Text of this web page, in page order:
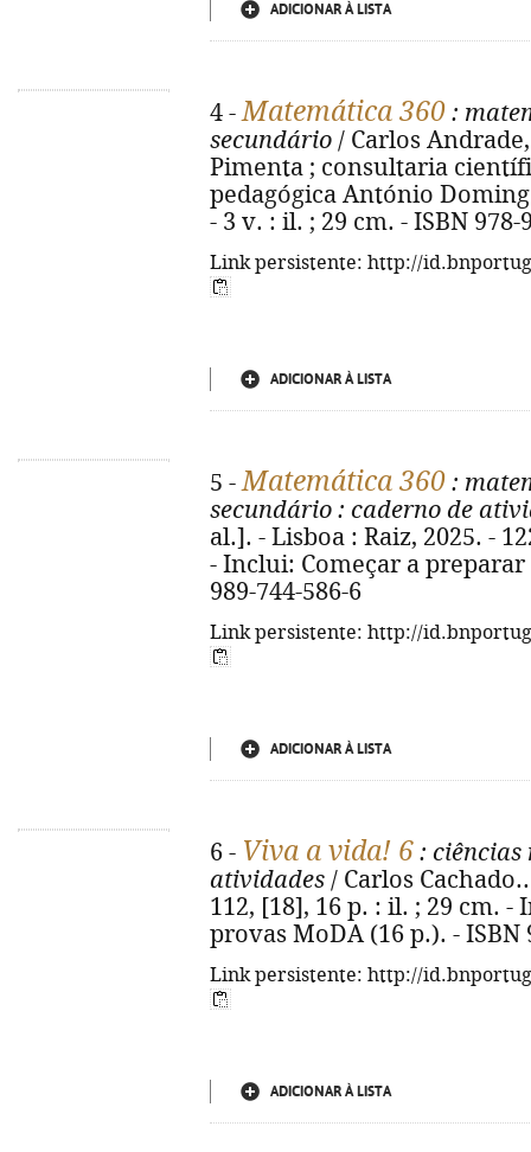
ADICIONAR À LISTA
4 -Matemática 360 :
secundário / Carlos
Pimenta ; consultaria
pedagógica António
- 3 v. : il. ; 29 cm. - ISBN 978-
Link persistente: http://
ADICIONAR À LISTA
5 -Matemática 360 :
secundário : caderno de
al.]. - Lisboa : Raiz, 2025. -
- Inclui: Começar a preparar
989-744-586-6
Link persistente: http://
ADICIONAR À LISTA
6 - Viva a vida! 6 : ciências
atividades / Carlos
112, [18], 16 p. : il. ; 29 cm.
provas MoDA (16 p.). - ISBN
Link persistente: http://
ADICIONAR À LISTA